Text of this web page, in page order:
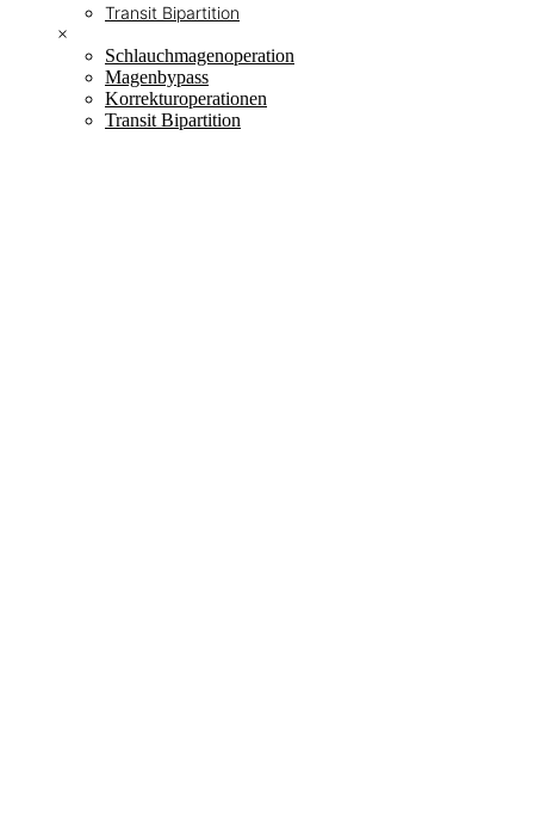
Transit Bipartition
×
Schlauchmagenoperation
Magenbypass
Korrekturoperationen
Transit Bipartition